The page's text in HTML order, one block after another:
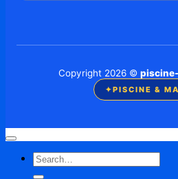
Copyright 2026 ©
✦PISCINE &